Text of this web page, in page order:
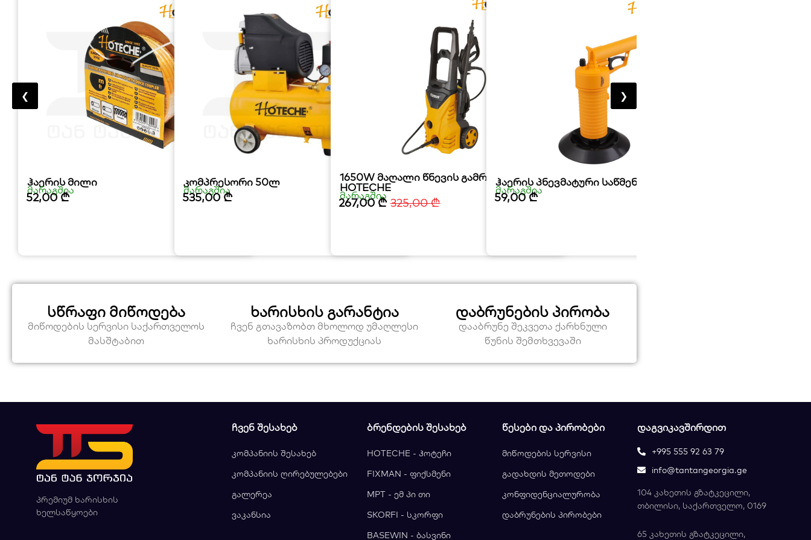
ჰაერის მილი
მარაგშია
52,00₾
კომპრესორი 50ლ
მარაგშია
535,00₾
1650W მაღალი წნევის გამრეცხი
HOTECHE
მარაგშია
267,00₾ 325,00₾
ჰაერის პნევმატური საწმენდი HOTECHE
მარაგშია
59,00₾
❮ ❯
სწრაფი მიწოდება
მიწოდების სერვისი საქართველოს
მასშტაბით
ხარისხის გარანტია
ჩვენ გთავაზობთ მხოლოდ უმაღლესი
ხარისხის პროდუქციას
დაბრუნების პირობა
დააბრუნე შეკვეთა ქარხნული
წუნის შემთხვევაში
პრემიუმ ხარისხის
ხელსაწყოები
ᲩᲕᲔᲜ ᲨᲔᲡᲐᲮᲔᲑ
კომპანიის შესახებ
კომპანიის ღირებულებები
გალერეა
ვაკანსია
ᲑᲠᲔᲜᲓᲔᲑᲘᲡ ᲨᲔᲡᲐᲮᲔᲑ
HOTECHE - ჰოტეჩი
FIXMAN - ფიქსმენი
MPT - ემ პი თი
SKORFI - სკორფი
BASEWIN - ბასვინი
ᲬᲔᲡᲔᲑᲘ ᲓᲐ ᲞᲘᲠᲝᲑᲔᲑᲘ
მიწოდების სერვისი
გადახდის მეთოდები
კონფიდენციალურობა
დაბრუნების პირობები
ᲓᲐᲒᲕᲘᲙᲐᲕᲨᲘᲠᲓᲘᲗ
+995 555 92 63 79
info@tantangeorgia.ge
104 კახეთის გზატკეცილი,
თბილისი, საქართველო, 0169
65 კახეთის გზატკეცილი,